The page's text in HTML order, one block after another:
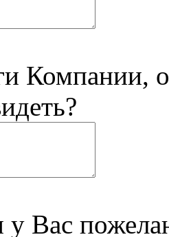
Компании,
Вас